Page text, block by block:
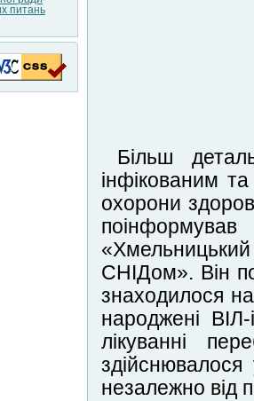
питань
Більш
інфікованим
охорони
СНІДом». Він
знаходилося
народжені
лікуванні
незалежно від